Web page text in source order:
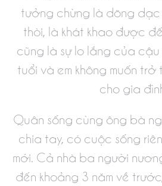
tưởng chừng là dõng
thòi, là khát khao được
cũng là sự lo lắng của cậu
tuổi và em không muốn
cho gia
Quân sống cùng ông bà
chia tay, có cuộc sống
mới. Cả nhà ba người
đến khoảng 3 năm về